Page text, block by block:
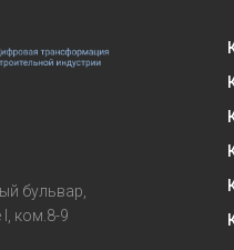
бульвар,
ком.8-9